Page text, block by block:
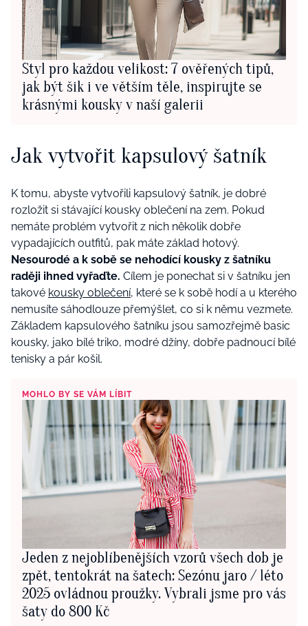
Styl pro každou velikost: 7 ověřených tipů,
jak být šik i ve větším těle, inspirujte se
krásnými kousky v naší galerii
Jak vytvořit kapsulový šatník
K tomu, abyste vytvořili kapsulový šatník, je dobré
rozložit si stávající kousky oblečení na zem. Pokud
nemáte problém vytvořit z nich několik dobře
vypadajících outfitů, pak máte základ hotový.
Nesourodé a k sobě se nehodící kousky z šatníku
raději ihned vyřaďte. Cílem je ponechat si v šatníku jen
takové kousky oblečení, které se k sobě hodí a u kterého
nemusíte sáhodlouze přemýšlet, co si k němu vezmete.
Základem kapsulového šatníku jsou samozřejmě basic
kousky, jako bílé triko, modré džíny, dobře padnoucí bílé
tenisky a pár košil.
MOHLO BY SE VÁM LÍBIT
Jeden z nejoblíbenějších vzorů všech dob je
zpět, tentokrát na šatech: Sezónu jaro / léto
2025 ovládnou proužky. Vybrali jsme pro vás
šaty do 800 Kč